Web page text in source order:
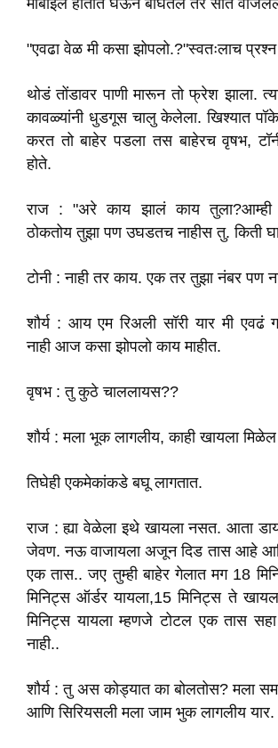
मोबाईल हातात घेऊन बघितलं तर सात
"एवढा वेळ मी कसा झोपलो.?"स्वतःलाच
थोडं तोंडावर पाणी मारून तो फ्रेश झाला.
कावळ्यांनी धुडगूस चालु केलेला. खिश्यात
करत तो बाहेर पडला तस बाहेरच वृषभ,
होते.
राज : "अरे काय झालं काय तुला?आम्ही
ठोकतोय तुझा पण उघडतच नाहीस तु. किती
टोनी : नाही तर काय. एक तर तुझा नंबर पण
शौर्य : आय एम रिअली सॉरी यार मी एवढं
नाही आज कसा झोपलो काय माहीत.
वृषभ : तु कुठे चाललायस??
शौर्य : मला भूक लागलीय, काही खायला
तिघेही एकमेकांकडे बघू लागतात.
राज : ह्या वेळेला इथे खायला नसत. आता
जेवण. नऊ वाजायला अजून दिड तास आहे
एक तास.. जए तुम्ही बाहेर गेलात मग 18
मिनिट्स ऑर्डर यायला,15 मिनिट्स ते
मिनिट्स यायला म्हणजे टोटल एक तास सहा
नाही..
शौर्य : तु अस कोड्यात का बोलतोस? मला
आणि सिरियसली मला जाम भुक लागलीय यार.